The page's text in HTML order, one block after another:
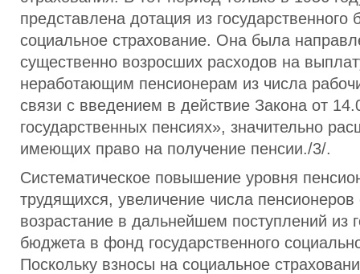
представлена дотация из государственного
социальное страхование. Она была
существенно возросших расходов на
неработающим пенсионерам из числа
связи с введением в действие Закона от
государственных пенсиях», значительно
имеющих право на получение пенсии./3/.
Систематическое повышение уровня
трудящихся, увеличение числа
возрастание в дальнейшем поступлений из
бюджета в фонд государственного
Поскольку взносы на социальное